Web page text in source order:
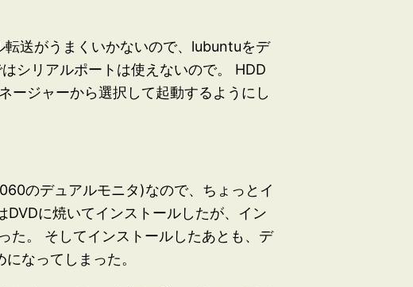
送がうまくいかないので、lubuntuをデ
シリアルポートは使えないので。 HDD
ジャーから選択して起動するようにし
のデュアルモニタ)なので、ちょっとイ
に焼いてインストールしたが、イン
た。 そしてインストールしたあとも、デ
なってしまった。